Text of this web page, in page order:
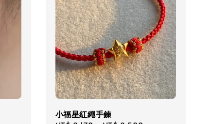
小福星紅繩手鍊